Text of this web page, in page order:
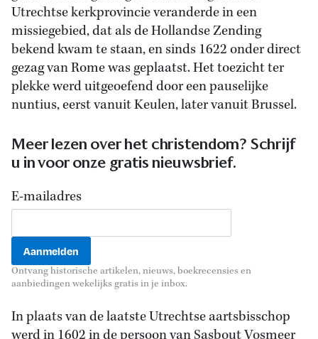
Utrechtse kerkprovincie veranderde in een
missiegebied, dat als de Hollandse Zending
bekend kwam te staan, en sinds 1622 onder direct
gezag van Rome was geplaatst. Het toezicht ter
plekke werd uitgeoefend door een pauselijke
nuntius, eerst vanuit Keulen, later vanuit Brussel.
Meer lezen over het christendom? Schrijf
u in voor onze gratis nieuwsbrief.
E-mailadres
Ontvang historische artikelen, nieuws, boekrecensies en
aanbiedingen wekelijks gratis in je inbox.
In plaats van de laatste Utrechtse aartsbisschop